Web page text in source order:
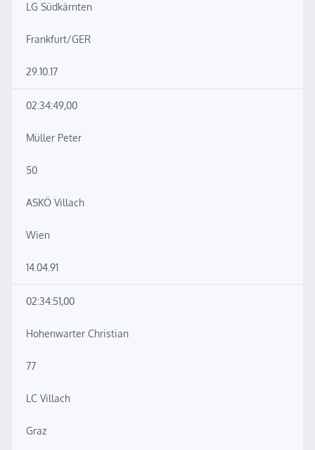
LG Südkärnten
Frankfurt/GER
29.10.17
02:34:49,00
Müller Peter
50
ASKÖ Villach
Wien
14.04.91
02:34:51,00
Hohenwarter Christian
77
LC Villach
Graz